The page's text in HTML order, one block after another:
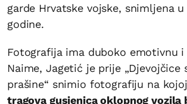
garde Hrvatske vojske, snimljena
godine.
Fotografija ima duboko emotivnu
Naime, Jagetić je prije „Djevojčice
prašine“ snimio fotografiju na
tragova gusjenica oklopnog vozila